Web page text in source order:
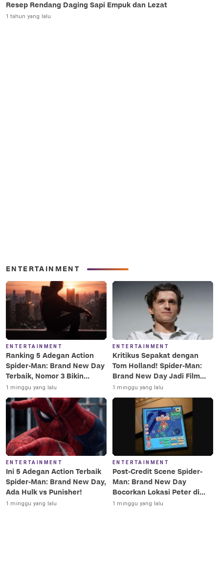
Resep Rendang Daging Sapi Empuk dan Lezat
1 tahun yang lalu
ENTERTAINMENT
ENTERTAINMENT
Ranking 5 Adegan Action
Spider-Man: Brand New Day
Terbaik, Nomor 3 Bikin
Terkesima!
1 minggu yang lalu
ENTERTAINMENT
Kritikus Sepakat dengan
Tom Holland! Spider-Man:
Brand New Day Jadi Film
Terbaik Era MCU
1 minggu yang lalu
ENTERTAINMENT
Ini 5 Adegan Action Terbaik
Spider-Man: Brand New Day,
Ada Hulk vs Punisher!
1 minggu yang lalu
ENTERTAINMENT
Post-Credit Scene Spider-
Man: Brand New Day
Bocorkan Lokasi Peter di
Luar Angkasa!
1 minggu yang lalu